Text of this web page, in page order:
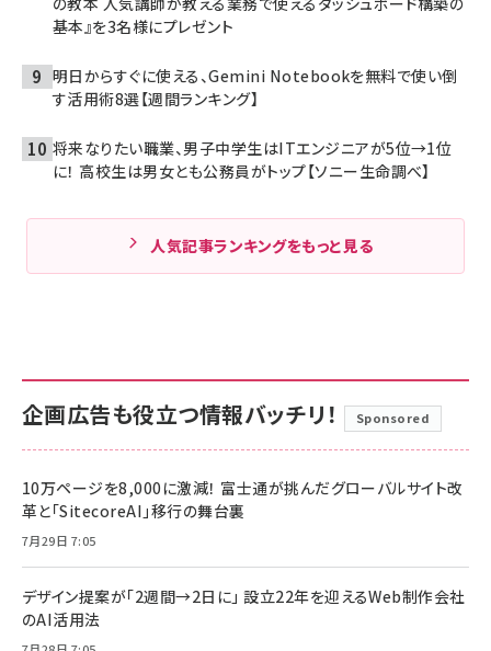
基本』を3名様にプレゼント
明日からすぐに使える、Gemini Notebookを無料で使い倒
す活用術8選【週間ランキング】
将来なりたい職業、男子中学生はITエンジニアが5位→1位
に！ 高校生は男女とも公務員がトップ【ソニー生命調べ】
人気記事ランキングをもっと見る
企画広告も役立つ情報バッチリ！ Sponsored
10万ページを8,000に激減！ 富士通が挑んだグローバルサイト改
革と「SitecoreAI」移行の舞台裏
7月29日 7:05
デザイン提案が「2週間→2日に」 設立22年を迎えるWeb制作会社
のAI活用法